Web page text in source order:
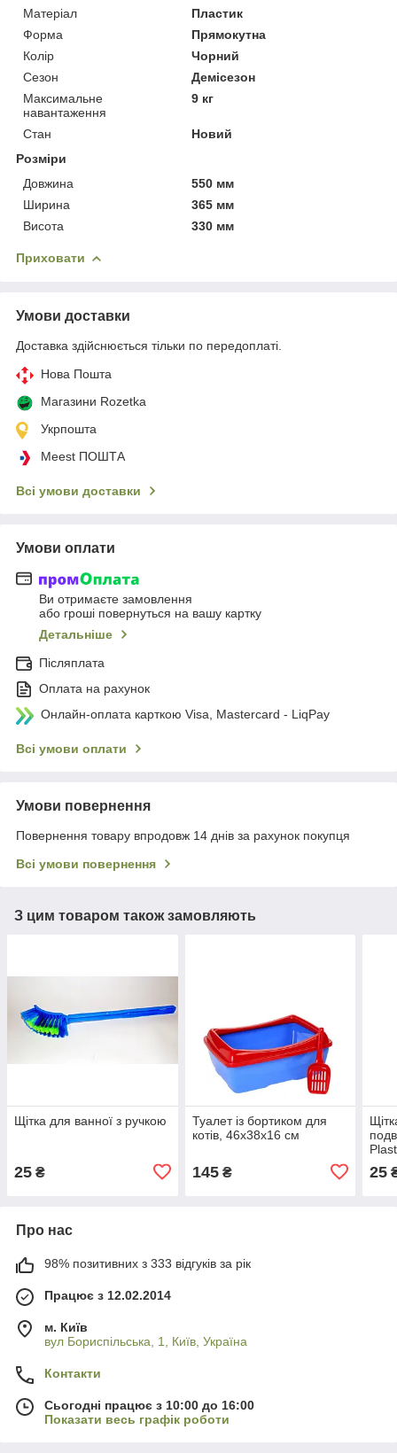
Матеріал
Пластик
Форма
Прямокутна
Колір
Чорний
Сезон
Демісезон
Максимальне
навантаження
9 кг
Стан
Новий
Розміри
Довжина
550 мм
Ширина
365 мм
Висота
330 мм
Приховати
Умови доставки
Доставка здійснюється тільки по передоплаті.
Нова Пошта
Магазини Rozetka
Укрпошта
Meest ПОШТА
Всі умови доставки
Умови оплати
Ви отримаєте замовлення
або гроші повернуться на вашу картку
Детальніше
Післяплата
Оплата на рахунок
Онлайн-оплата карткою Visa, Mastercard - LiqPay
Всі умови оплати
Умови повернення
Повернення товару впродовж 14 днів за рахунок покупця
Всі умови повернення
З цим товаром також замовляють
Щітка для ванної з ручкою
25 ₴
Туалет із бортиком для
котів, 46х38х16 см
145₴ 25
Про нас
98% позитивних з 333 відгуків за рік
Працює з 12.02.2014
м. Київ
вул Бориспільська, 1, Київ, Україна
Контакти
Сьогодні працює з 10:00 до 16:00
Показати весь графік роботи